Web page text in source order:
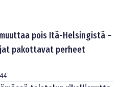
pois Itä-Helsingistä –
pakottavat perheet